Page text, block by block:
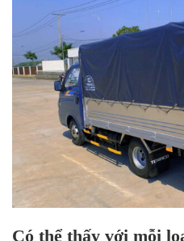
Có thể thấy với mỗi